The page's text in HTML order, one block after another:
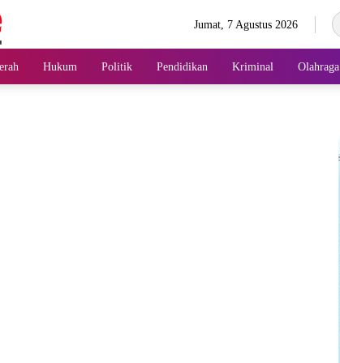
Jumat, 7 Agustus 2026
Hukum Politik Pendidikan Kriminal Olahraga